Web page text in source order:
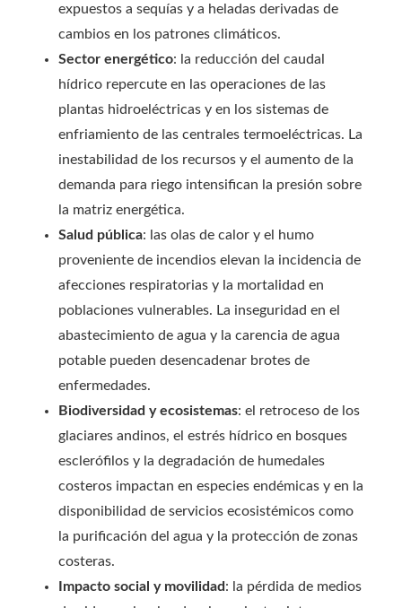
expuestos a sequías y a heladas derivadas de
cambios en los patrones climáticos.
Sector energético: la reducción del caudal
hídrico repercute en las operaciones de las
plantas hidroeléctricas y en los sistemas de
enfriamiento de las centrales termoeléctricas. La
inestabilidad de los recursos y el aumento de la
demanda para riego intensifican la presión sobre
la matriz energética.
Salud pública: las olas de calor y el humo
proveniente de incendios elevan la incidencia de
afecciones respiratorias y la mortalidad en
poblaciones vulnerables. La inseguridad en el
abastecimiento de agua y la carencia de agua
potable pueden desencadenar brotes de
enfermedades.
Biodiversidad y ecosistemas: el retroceso de los
glaciares andinos, el estrés hídrico en bosques
esclerófilos y la degradación de humedales
costeros impactan en especies endémicas y en la
disponibilidad de servicios ecosistémicos como
la purificación del agua y la protección de zonas
costeras.
Impacto social y movilidad: la pérdida de medios